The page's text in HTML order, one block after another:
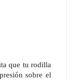
que tu rodilla
sobre el